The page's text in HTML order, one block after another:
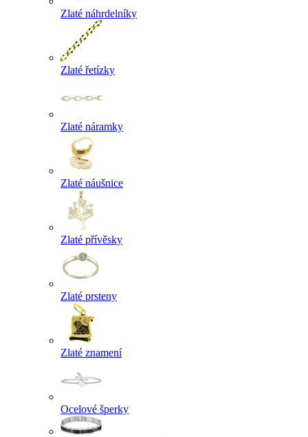
Zlaté náhrdelníky
Zlaté řetízky
Zlaté náramky
Zlaté náušnice
Zlaté přívěsky
Zlaté prsteny
Zlaté znamení
Ocelové šperky